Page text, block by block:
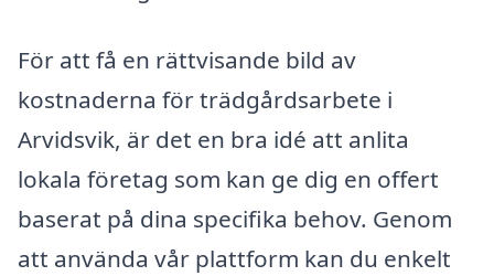
För att få en rättvisande bild av
kostnaderna för trädgårdsarbete i
Arvidsvik, är det en bra idé att anlita
lokala företag som kan ge dig en offert
baserat på dina specifika behov. Genom
att använda vår plattform kan du enkelt